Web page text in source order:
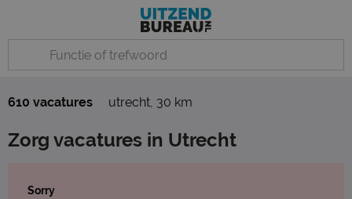
610 vacatures utrecht, 30 km
Zorg vacatures in Utrecht
Sorry